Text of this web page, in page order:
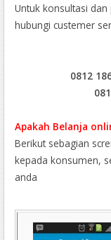
Untuk konsultasi
hubungi custemer
0812
Apakah Belanja
Berikut sebagian
kepada konsumen,
anda